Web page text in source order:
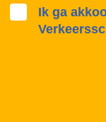
Ik ga